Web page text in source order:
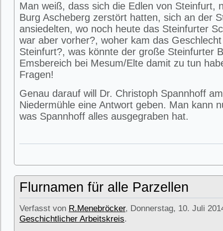
Man weiß, dass sich die Edlen von Steinfurt,
Burg Ascheberg zerstört hatten, sich an der
ansiedelten, wo noch heute das Steinfurter
war aber vorher?, woher kam das
Steinfurt?, was könnte der große Steinfurter
Emsbereich bei Mesum/Elte damit zu tun
Fragen!
Genau darauf will Dr. Christoph Spannhoff
Niedermühle eine Antwort geben. Man kann
was Spannhoff alles ausgegraben hat.
Flurnamen für alle Parzellen
Verfasst von R.Menebröcker, Donnerstag, 10. Juli
Geschichtlicher Arbeitskreis.